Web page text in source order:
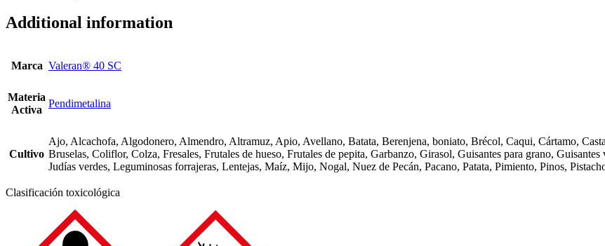
Additional information
Marca Valeran® 40 SC
Materia
Activa
Pendimetalina
Cultivo
Ajo, Alcachofa, Algodonero, Almendro, Altramuz, Apio, Avellano, Batata, Berenjena, boniato, Brécol, Caqui, Cártamo,
Bruselas, Coliflor, Colza, Fresales, Frutales de hueso, Frutales de pepita, Garbanzo, Girasol, Guisantes para grano,
Judías verdes, Leguminosas forrajeras, Lentejas, Maíz, Mijo, Nogal, Nuez de Pecán, Pacano, Patata, Pimiento, Pinos,
Clasificación toxicológica